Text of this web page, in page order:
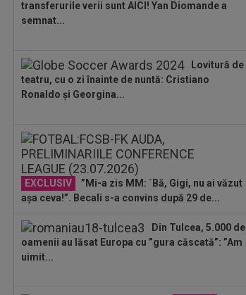
09:11
România - Lituania: ”Cel mai
important meci”. Apelul făcut înaintea
Starul argentinian, vizat de un atentat cu...
10:05
Ce veste pentru Jose Mourinho:
10:05
VIDEO
Concordia Chiajna - FC
Bihor, 11:00, pe Digi Sport 1. Programul
complet al...
09:49
Gata: făcut praf de Gigi Becali, a
decis și vrea să plece de la FCSB! ”Mi-e
09:49
"Dacă e nevoie de o sută de mingi
ca să o dobor, atunci așa să fie!" A
produs...
transferurile verii sunt AICI! Yan Diomande a
semnat...
Lovitură de
teatru, cu o zi înainte de nuntă: Cristiano
Ronaldo și Georgina...
EXCLUSIV
”Mi-a zis MM: `Bă, Gigi, nu ai văzut
așa ceva!”. Becali s-a convins după 29 de...
Din Tulcea, 5.000 de
oamenii au lăsat Europa cu ”gura căscată”: ”Am
uimit...